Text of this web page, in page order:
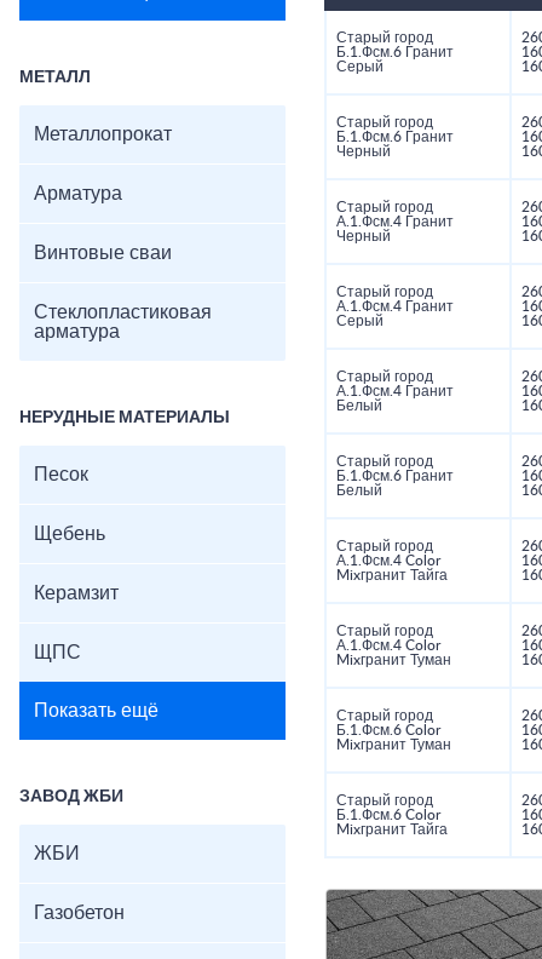
МЕТАЛЛ
Металлопрокат
Арматура
Винтовые сваи
Стеклопластиковая
арматура
НЕРУДНЫЕ МАТЕРИАЛЫ
Песок
Щебень
Керамзит
ЩПС
Показать ещё
ЗАВОД ЖБИ
ЖБИ
Газобетон
Старый город
Б.1.Фсм.6 Гранит
Серый
Старый город
Б.1.Фсм.6 Гранит
Черный
Старый город
А.1.Фсм.4 Гранит
Черный
Старый город
А.1.Фсм.4 Гранит
Серый
Старый город
А.1.Фсм.4 Гранит
Белый
Старый город
Б.1.Фсм.6 Гранит
Белый
Старый город
А.1.Фсм.4 Color
Mixгранит Тайга
Старый город
А.1.Фсм.4 Color
Mixгранит Туман
Старый город
Б.1.Фсм.6 Color
Mixгранит Туман
Старый город
Б.1.Фсм.6 Color
Mixгранит Тайга